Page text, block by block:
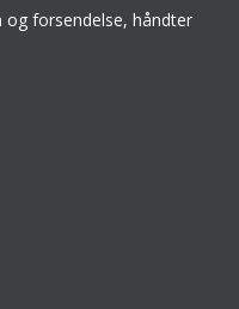
forsendelse, håndter